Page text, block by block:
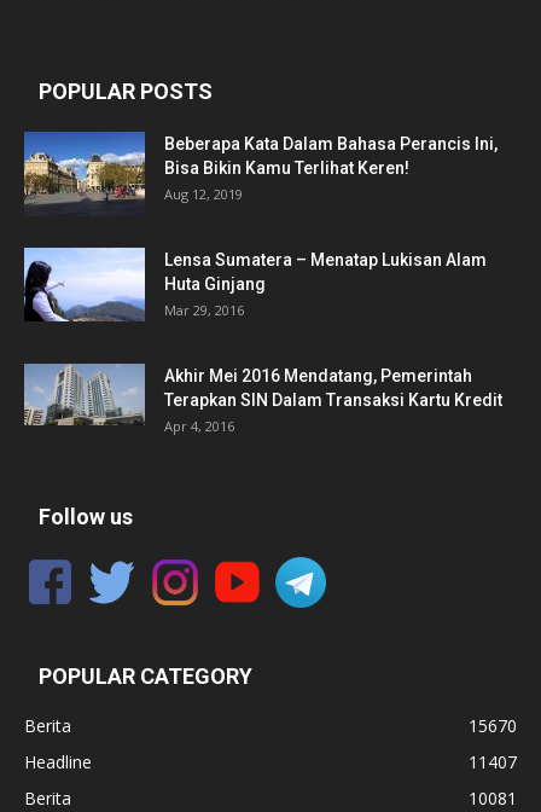
POPULAR POSTS
Beberapa Kata Dalam Bahasa Perancis Ini,
Bisa Bikin Kamu Terlihat Keren!
Aug 12, 2019
Lensa Sumatera – Menatap Lukisan Alam
Huta Ginjang
Mar 29, 2016
Akhir Mei 2016 Mendatang, Pemerintah
Terapkan SIN Dalam Transaksi Kartu Kredit
Apr 4, 2016
Follow us
POPULAR CATEGORY
Berita
15670
Headline
11407
Berita
10081